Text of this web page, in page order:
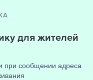
для жителей
при сообщении адреса